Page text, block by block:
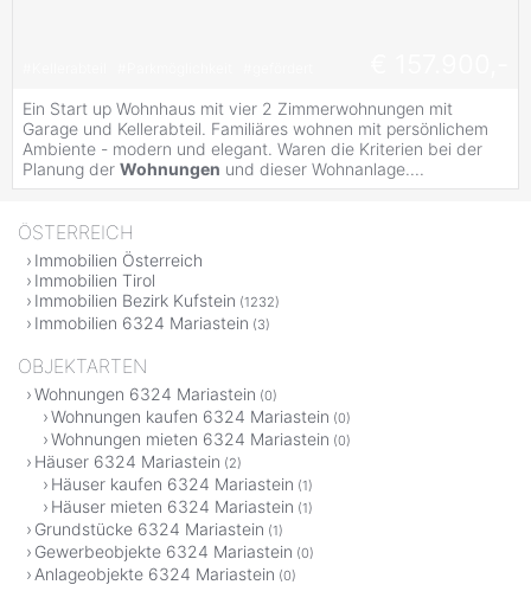
Ein Start up Wohnhaus mit vier 2 Zimmerwohnungen mit
Garage und Kellerabteil. Familiäres wohnen mit persönlichem
Ambiente - modern und elegant. Waren die Kriterien bei der
Planung der Wohnungen und dieser Wohnanlage....
ÖSTERREICH
Immobilien Österreich
Immobilien Tirol
Immobilien Bezirk Kufstein (1232)
Immobilien 6324 Mariastein (3)
OBJEKTARTEN
Wohnungen 6324 Mariastein (0)
Wohnungen kaufen 6324 Mariastein (0)
Wohnungen mieten 6324 Mariastein (0)
Häuser 6324 Mariastein (2)
Häuser kaufen 6324 Mariastein (1)
Häuser mieten 6324 Mariastein (1)
Grundstücke 6324 Mariastein (1)
Gewerbeobjekte 6324 Mariastein (0)
Anlageobjekte 6324 Mariastein (0)